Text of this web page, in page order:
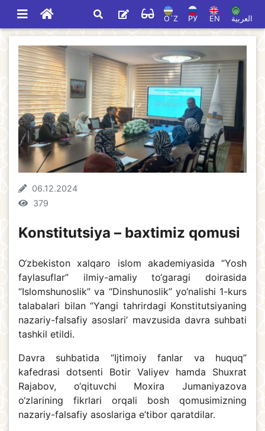
O`Z РУ EN العربية
06.12.2024
379
Konstitutsiya – baxtimiz qomusi
O‘zbekiston xalqaro islom akademiyasida “Yosh
faylasuflar” ilmiy-amaliy to‘garagi doirasida
“Islomshunoslik” va “Dinshunoslik” yo‘nalishi 1-kurs
talabalari bilan “Yangi tahrirdagi Konstitutsiyaning
nazariy-falsafiy asoslari’ mavzusida davra suhbati
tashkil etildi.
Davra suhbatida “Ijtimoiy fanlar va huquq”
kafedrasi dotsenti Botir Valiyev hamda Shuxrat
Rajabov, o‘qituvchi Moxira Jumaniyazova
o‘zlarining fikrlari orqali bosh qomusimizning
nazariy-falsafiy asoslariga e’tibor qaratdilar.